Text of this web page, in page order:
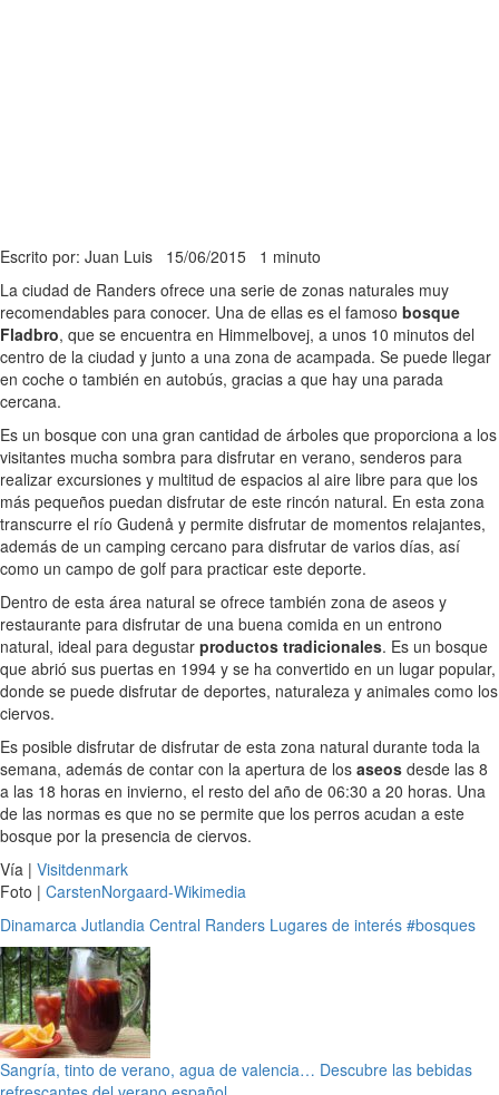
Escrito por: Juan Luis 15/06/2015 1 minuto
La ciudad de Randers ofrece una serie de zonas naturales muy
recomendables para conocer. Una de ellas es el famoso bosque
Fladbro, que se encuentra en Himmelbovej, a unos 10 minutos del
centro de la ciudad y junto a una zona de acampada. Se puede llegar
en coche o también en autobús, gracias a que hay una parada
cercana.
Es un bosque con una gran cantidad de árboles que proporciona a los
visitantes mucha sombra para disfrutar en verano, senderos para
realizar excursiones y multitud de espacios al aire libre para que los
más pequeños puedan disfrutar de este rincón natural. En esta zona
transcurre el río Gudenå y permite disfrutar de momentos relajantes,
además de un camping cercano para disfrutar de varios días, así
como un campo de golf para practicar este deporte.
Dentro de esta área natural se ofrece también zona de aseos y
restaurante para disfrutar de una buena comida en un entrono
natural, ideal para degustar productos tradicionales. Es un bosque
que abrió sus puertas en 1994 y se ha convertido en un lugar popular,
donde se puede disfrutar de deportes, naturaleza y animales como los
ciervos.
Es posible disfrutar de disfrutar de esta zona natural durante toda la
semana, además de contar con la apertura de los aseos desde las 8
a las 18 horas en invierno, el resto del año de 06:30 a 20 horas. Una
de las normas es que no se permite que los perros acudan a este
bosque por la presencia de ciervos.
Vía | Visitdenmark
Foto | CarstenNorgaard-Wikimedia
Dinamarca Jutlandia Central Randers Lugares de interés #bosques
Sangría, tinto de verano, agua de valencia… Descubre las bebidas